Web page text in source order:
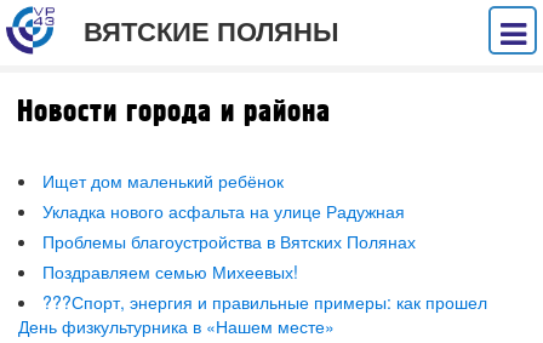
ВЯТСКИЕ ПОЛЯНЫ
Новости города и района
Ищет дом маленький ребёнок
Укладка нового асфальта на улице Радужная
Проблемы благоустройства в Вятских Полянах
Поздравляем семью Михеевых!
???Спорт, энергия и правильные примеры: как прошел
День физкультурника в «Нашем месте»